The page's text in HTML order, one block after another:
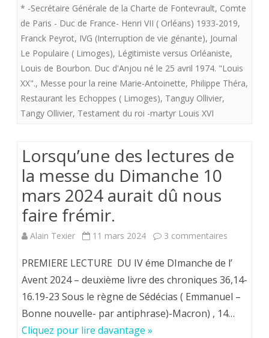
de
LImoges
21
janvier
le
janvier
2025
* -Secrétaire Générale de la Charte de Fontevrault, Comte
de Paris - Duc de France- Henri VII ( Orléans) 1933-2019,
Franck Peyrot, IVG (Interruption de vie génante), Journal
Le Populaire ( Limoges), Légitimiste versus Orléaniste,
Louis de Bourbon. Duc d'Anjou né le 25 avril 1974. "Louis
XX"., Messe pour la reine Marie-Antoinette, Philippe Théra,
Restaurant les Echoppes ( Limoges), Tanguy Ollivier,
Tangy Ollivier, Testament du roi -martyr Louis XVI
Lorsqu’une des lectures de
la messe du Dimanche 10
mars 2024 aurait dû nous
faire frémir.
Alain Texier 11 mars 2024 3 commentaires
des
lectures
de
PREMIERE LECTURE DU IV éme DImanche de l’
Avent 2024 – deuxième livre des chroniques 36,14-
16.19-23 Sous le règne de Sédécias ( Emmanuel –
Bonne nouvelle- par antiphrase)-Macron) , 14…
Cliquez pour lire davantage »